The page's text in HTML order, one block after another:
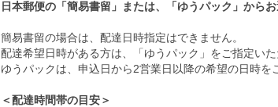
日本郵便の「簡易書留」または、「ゆうパック」からお
簡易書留の場合は、配達日時指定はできません。
配達希望日時がある方は、「ゆうパック」をご指定いた
ゆうパックは、申込日から2営業日以降の希望の日時を
＜配達時間帯の目安＞